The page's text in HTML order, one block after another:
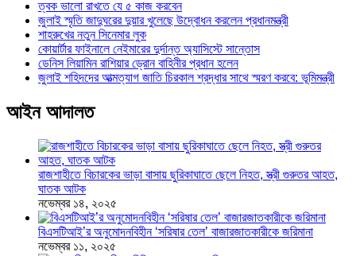
ত্বক ভালো রাখতে যে ৫ কাজ করবেন
জুলাই স্মৃতি জাদুঘরের দুয়ার খুলেছে উদ্বোধন করলেন প্রধানমন্ত্রী
শাহরুখের নতুন সিনেমার লুক
কোয়ার্টার ফাইনালে নেইমারের দুর্দান্ত অ্যাসিস্টে সান্তোস
ডেনিস লিয়ামিন রাশিয়ার ড্রোন বাহিনীর প্রধান হলেন
জুলাই শহিদদের আত্মত্যাগ জাতি চিরকাল শ্রদ্ধার সাথে স্মরণ করবে: ভূমিমন্ত্রী
আইন আদালত
রাজশাহীতে বিচারকের ভাড়া বাসায় ছুরিকাঘাতে ছেলে নিহত, স্ত্রী গুরুতর আহত,
ঘাতক আটক
নভেম্বর ১৪, ২০২৫
বিএসটিআই’র অনুমোদনবিহীন ‘সরিষার তেল’ বাজারজাতকারীকে জরিমানা
নভেম্বর ১১, ২০২৫